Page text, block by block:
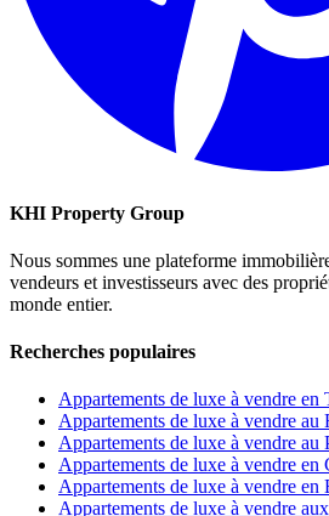
KHI Property Group
Nous sommes une plateforme
vendeurs et investisseurs avec des
monde entier.
Recherches populaires
Appartements de luxe à vendre en
Appartements de luxe à vendre au
Appartements de luxe à vendre au
Appartements de luxe à vendre
Appartements de luxe à vendre en
Appartements de luxe à vendre